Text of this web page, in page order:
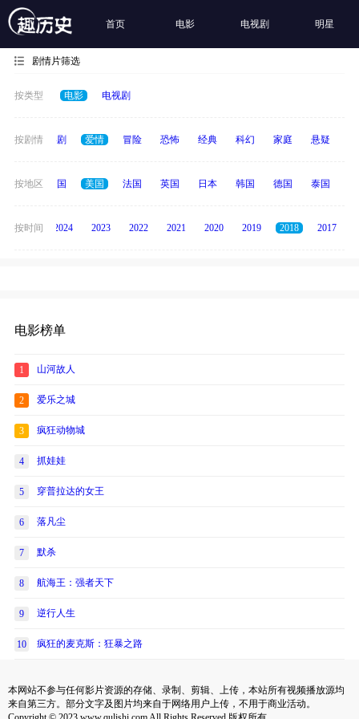
首页 电影 电视剧 明星
剧情片筛选
按类型 电影 电视剧
按剧情
全部 喜剧 爱情 冒险 恐怖 经典 科幻 家庭 悬疑
按地区
全部 中国 美国 法国 英国 日本 韩国 德国 泰国
按时间
2025 2024 2023 2022 2021 2020 2019 2018 2017
电影榜单
1 山河故人
2 爱乐之城
3 疯狂动物城
4 抓娃娃
5 穿普拉达的女王
6 落凡尘
7 默杀
8 航海王：强者天下
9 逆行人生
10 疯狂的麦克斯：狂暴之路
本网站不参与任何影片资源的存储、录制、剪辑、上传，本站所有视频播放源均
来自第三方。部分文字及图片均来自于网络用户上传，不用于商业活动。